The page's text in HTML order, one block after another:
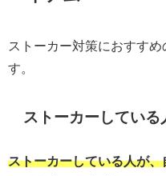
ストーカー対策におすす
す。
ストーカーしてい
ストーカーしている人が